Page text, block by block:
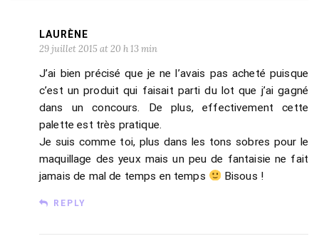
LAURÈNE
29 juillet 2015 at 20 h 13 min
J’ai bien précisé que je ne l’avais pas acheté puisque
c’est un produit qui faisait parti du lot que j’ai gagné
dans un concours. De plus, effectivement cette
palette est très pratique.
Je suis comme toi, plus dans les tons sobres pour le
maquillage des yeux mais un peu de fantaisie ne fait
jamais de mal de temps en temps
Bisous !
REPLY